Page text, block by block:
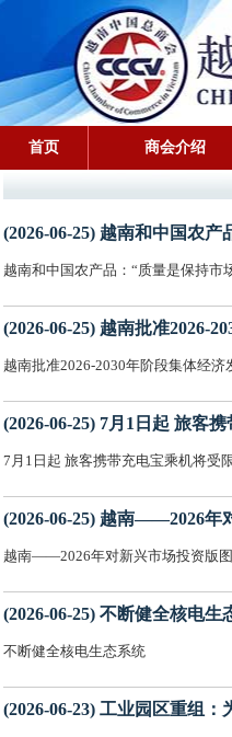
首页 商会介绍
(2026-06-25) 越南和中国农
越南和中国农产品：“质量是保持市
(2026-06-25) 越南批准2026-
越南批准2026-2030年阶段集体经济
(2026-06-25) 7月1日起 旅客
7月1日起 旅客携带充电宝乘机将受
(2026-06-25) 越南——2026年
越南——2026年对新兴市场投资版
(2026-06-25) 不断健全核电生
不断健全核电生态系统
(2026-06-23) 工业园区重组